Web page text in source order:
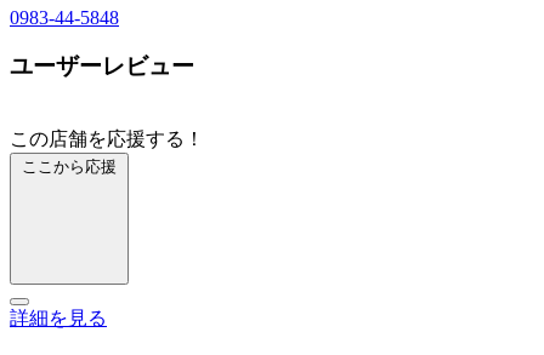
0983-44-5848
ユーザーレビュー
この店舗を応援する！
ここから応援
詳細を見る